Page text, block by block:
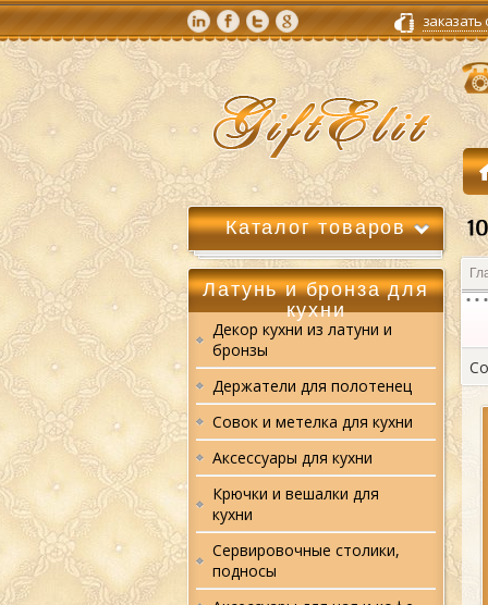
Каталог товаров
Латунь и бронза для
кухни
Декор кухни из латуни и
бронзы
Держатели для полотенец
Совок и метелка для кухни
Аксессуары для кухни
Крючки и вешалки для
кухни
Сервировочные столики,
подносы